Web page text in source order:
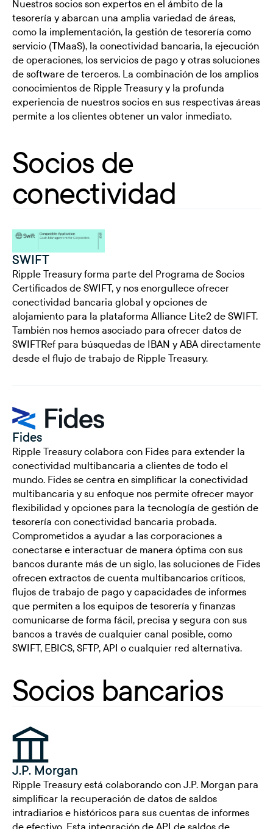
Nuestros socios son expertos en el ámbito de la
tesorería y abarcan una amplia variedad de áreas,
como la implementación, la gestión de tesorería como
servicio (TMaaS), la conectividad bancaria, la ejecución
de operaciones, los servicios de pago y otras soluciones
de software de terceros. La combinación de los amplios
conocimientos de Ripple Treasury y la profunda
experiencia de nuestros socios en sus respectivas áreas
permite a los clientes obtener un valor inmediato.
Socios de
conectividad
SWIFT
Ripple Treasury forma parte del Programa de Socios
Certificados de SWIFT, y nos enorgullece ofrecer
conectividad bancaria global y opciones de
alojamiento para la plataforma Alliance Lite2 de SWIFT.
También nos hemos asociado para ofrecer datos de
SWIFTRef para búsquedas de IBAN y ABA directamente
desde el flujo de trabajo de Ripple Treasury.
Fides
Ripple Treasury colabora con Fides para extender la
conectividad multibancaria a clientes de todo el
mundo. Fides se centra en simplificar la conectividad
multibancaria y su enfoque nos permite ofrecer mayor
flexibilidad y opciones para la tecnología de gestión de
tesorería con conectividad bancaria probada.
Comprometidos a ayudar a las corporaciones a
conectarse e interactuar de manera óptima con sus
bancos durante más de un siglo, las soluciones de Fides
ofrecen extractos de cuenta multibancarios críticos,
flujos de trabajo de pago y capacidades de informes
que permiten a los equipos de tesorería y finanzas
comunicarse de forma fácil, precisa y segura con sus
bancos a través de cualquier canal posible, como
SWIFT, EBICS, SFTP, API o cualquier red alternativa.
Socios bancarios
J.P. Morgan
Ripple Treasury está colaborando con J.P. Morgan para
simplificar la recuperación de datos de saldos
intradiarios e históricos para sus cuentas de informes